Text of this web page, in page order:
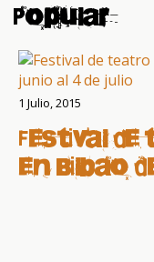
Popular
1 Julio, 2015
Festival
en Bilbao